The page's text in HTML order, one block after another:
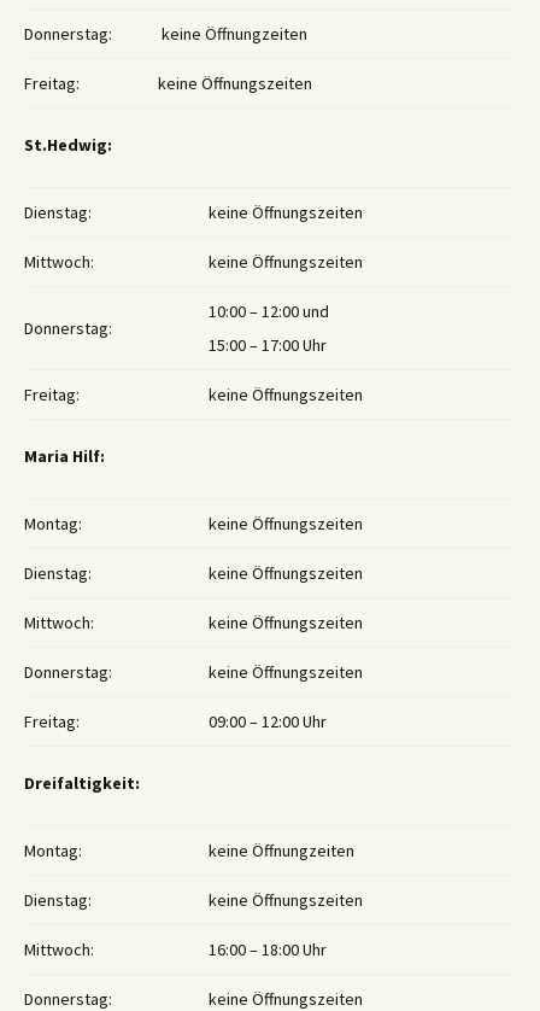
Donnerstag: keine Öffnungzeiten
Freitag: keine Öffnungszeiten
St.Hedwig:
Dienstag: keine Öffnungszeiten
Mittwoch: keine Öffnungszeiten
Donnerstag:
10:00 – 12:00 und
15:00 – 17:00 Uhr
Freitag: keine Öffnungszeiten
Maria Hilf:
Montag: keine Öffnungszeiten
Dienstag: keine Öffnungszeiten
Mittwoch: keine Öffnungszeiten
Donnerstag: keine Öffnungszeiten
Freitag: 09:00 – 12:00 Uhr
Dreifaltigkeit:
Montag: keine Öffnungzeiten
Dienstag: keine Öffnungszeiten
Mittwoch: 16:00 – 18:00 Uhr
Donnerstag: keine Öffnungszeiten